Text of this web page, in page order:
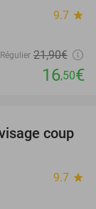
9.7 star
Régulier 21,90€
16,50€
39%
coup
9.7 star